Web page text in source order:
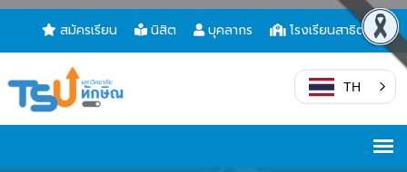
สมัครเรียน นิสิต บุคลากร โรงเรียนสาธิต
TH